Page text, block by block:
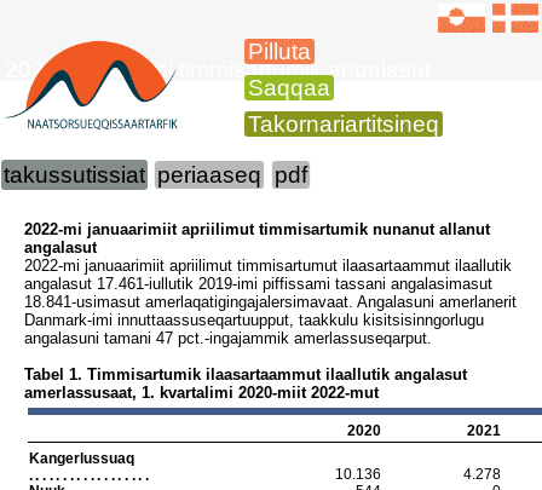
Pilluta
Saqqaa
Takornariartitsineq
2022-mi apriilimi timmisartumik angalasut
takussutissiat periaaseq pdf